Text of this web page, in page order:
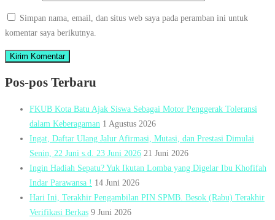
Simpan nama, email, dan situs web saya pada peramban ini untuk
komentar saya berikutnya.
Pos-pos Terbaru
FKUB Kota Batu Ajak Siswa Sebagai Motor Penggerak Toleransi
dalam Keberagaman 1 Agustus 2026
Ingat, Daftar Ulang Jalur Afirmasi, Mutasi, dan Prestasi Dimulai
Senin, 22 Juni s.d. 23 Juni 2026 21 Juni 2026
Ingin Hadiah Sepatu? Yuk Ikutan Lomba yang Digelar Ibu Khofifah
Indar Parawansa ! 14 Juni 2026
Hari Ini, Terakhir Pengambilan PIN SPMB. Besok (Rabu) Terakhir
Verifikasi Berkas 9 Juni 2026